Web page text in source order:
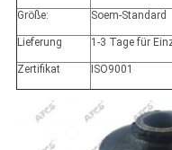
Größe: Soem-Standard
Lieferung 1-3 Tage für
Zertifikat ISO9001